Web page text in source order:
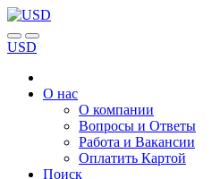
USD
О нас
О компании
Вопросы и Ответы
Работа и Вакансии
Оплатить Картой
Поиск